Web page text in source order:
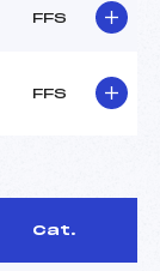
FFS
FFS
Cat.